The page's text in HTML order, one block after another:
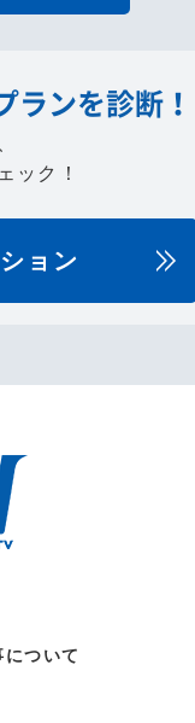
ランを診断！
ック！
ョン
について